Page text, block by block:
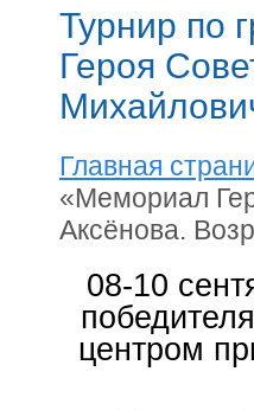
Турнир по
Героя
Главная
«Мемориал
Аксёнова.
08-10
центром